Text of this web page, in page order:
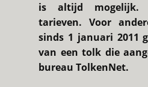
is altijd mogelijk.
tarieven. Voor
sinds 1 januari 2011
van een tolk die
bureau TolkenNet.